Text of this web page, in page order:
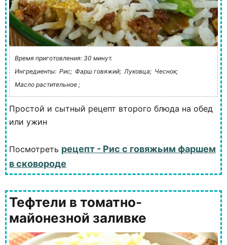
Время приготовления: 30 минут.
Ингредиенты: Рис; Фарш говяжий; Луковца; Чеснок;
Масло растительное ;
Простой и сытный рецепт второго блюда на обед
или ужин
Посмотреть рецепт - Рис с говяжьим фаршем
в сковороде
Тефтели в томатно-
майонезной заливке